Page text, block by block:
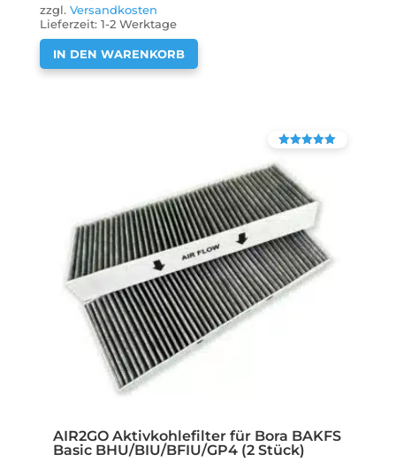
zzgl.Versandkosten
Lieferzeit:1-2 Werktage
IN DEN WARENKORB
AIR2GO Aktivkohlefilter für Bora BAKFS
Basic BHU/BIU/BFIU/GP4 (2 Stück)
4.90
von 5